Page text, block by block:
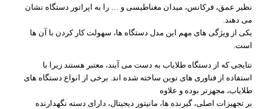
نظیر عمق، فرکانس، میدان مغناطیسی و … را به اپراتور دستگاه نشان
می دهند.
یکی از ویژگی های مهم این مدل دستگاه ها، سهولت کار کردن با آن ها
است.
نتایجی که از دستگاه طلایاب به دست می آیند، معتبر هستند زیرا با
استفاده از فناوری های نوین ساخته شده اند. برخی از انواع دستگاه های
طلایاب، مجهزتر بوده و علاوه
بر تجهیزات اصلی، گیرنده ها، مانیتور دیجیتال، دارای دسته نگهدارنده